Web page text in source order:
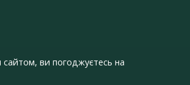
ви погоджуєтесь на